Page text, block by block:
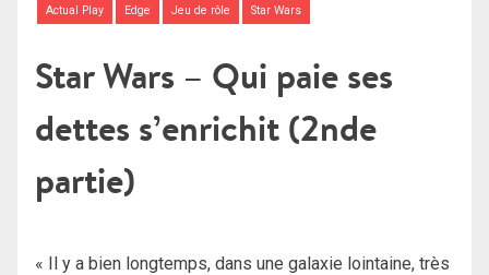
Actual Play Edge Jeu de rôle Star Wars
Star Wars – Qui paie ses
dettes s’enrichit (2nde
partie)
« Il y a bien longtemps, dans une galaxie lointaine, très